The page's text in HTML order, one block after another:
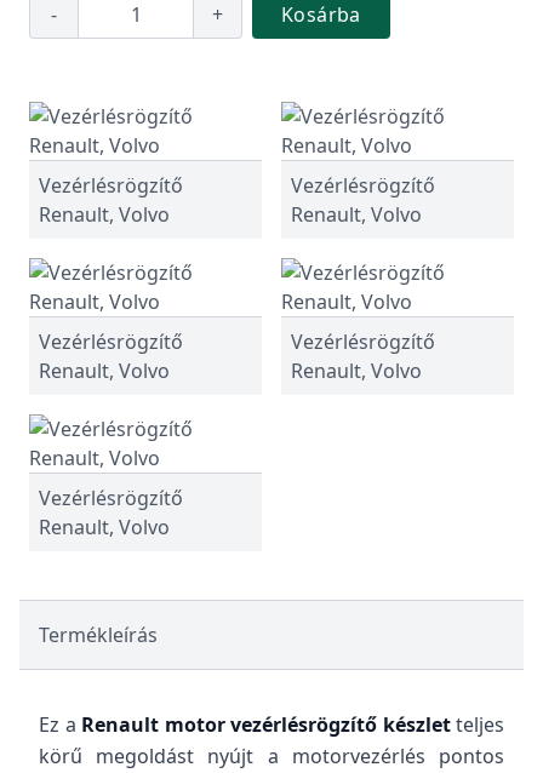
- + Kosárba
Vezérlésrögzítő
Renault, Volvo
Vezérlésrögzítő
Renault, Volvo
Vezérlésrögzítő
Renault, Volvo
Vezérlésrögzítő
Renault, Volvo
Vezérlésrögzítő
Renault, Volvo
Termékleírás
Ez a Renault motor vezérlésrögzítő készletteljes
körű megoldást nyújt a motorvezérlés pontos